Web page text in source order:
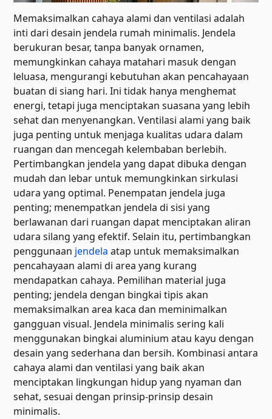
Memaksimalkan cahaya alami dan ventilasi adalah
inti dari desain jendela rumah minimalis. Jendela
berukuran besar, tanpa banyak ornamen,
memungkinkan cahaya matahari masuk dengan
leluasa, mengurangi kebutuhan akan pencahayaan
buatan di siang hari. Ini tidak hanya menghemat
energi, tetapi juga menciptakan suasana yang lebih
sehat dan menyenangkan. Ventilasi alami yang baik
juga penting untuk menjaga kualitas udara dalam
ruangan dan mencegah kelembaban berlebih.
Pertimbangkan jendela yang dapat dibuka dengan
mudah dan lebar untuk memungkinkan sirkulasi
udara yang optimal. Penempatan jendela juga
penting; menempatkan jendela di sisi yang
berlawanan dari ruangan dapat menciptakan aliran
udara silang yang efektif. Selain itu, pertimbangkan
penggunaan jendela atap untuk memaksimalkan
pencahayaan alami di area yang kurang
mendapatkan cahaya. Pemilihan material juga
penting; jendela dengan bingkai tipis akan
memaksimalkan area kaca dan meminimalkan
gangguan visual. Jendela minimalis sering kali
menggunakan bingkai aluminium atau kayu dengan
desain yang sederhana dan bersih. Kombinasi antara
cahaya alami dan ventilasi yang baik akan
menciptakan lingkungan hidup yang nyaman dan
sehat, sesuai dengan prinsip-prinsip desain
minimalis.